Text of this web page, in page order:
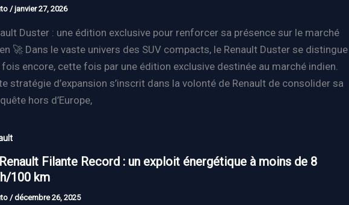
/janvier 27, 2026
Duster : une édition exclusive pour renforcer sa présence sur le marché
🚀 Dans le vaste univers des SUV compacts, le Renault Duster se distingue
fois encore, cette fois par une édition exclusive destinée au marché indien.
stratégie d’expansion s’inscrit dans la volonté de Renault de consolider sa
hors d’Europe,
Filante Record : un exploit énergétique à moins de 8
100 km
/décembre 26, 2025